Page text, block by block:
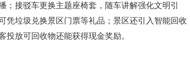
；接驳车更换主题座椅套，随车讲解强化文明引
凭垃圾兑换景区门票等礼品；景区还引入智能回收
投放可回收物还能获得现金奖励。